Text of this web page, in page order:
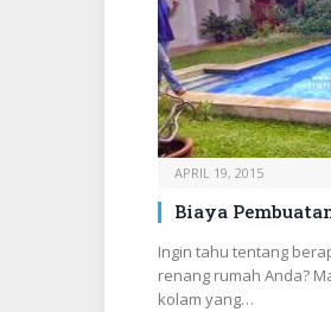
APRIL 19, 2015
Biaya
Ingin tahu tentang
renang rumah Anda?
kolam yang…